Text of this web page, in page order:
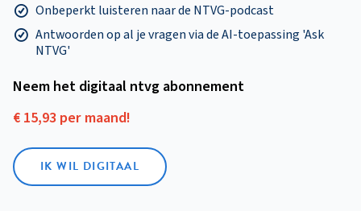
Onbeperkt luisteren naar de NTVG-podcast
Antwoorden op al je vragen via de AI-toepassing 'Ask
NTVG'
Neem het digitaal ntvg abonnement
€ 15,93 per maand!
IK WIL DIGITAAL